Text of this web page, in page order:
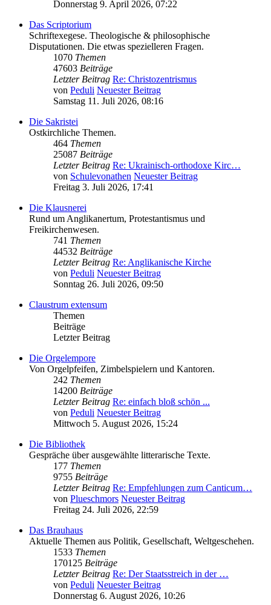
Donnerstag 9. April 2026, 07:22
Das Scriptorium
Schriftexegese. Theologische & philosophische
Disputationen. Die etwas spezielleren Fragen.
1070 Themen
47603 Beiträge
Letzter Beitrag Re: Christozentrismus
von Peduli Neuester Beitrag
Samstag 11. Juli 2026, 08:16
Die Sakristei
Ostkirchliche Themen.
464 Themen
25087 Beiträge
Letzter Beitrag Re: Ukrainisch-orthodoxe Kirc…
von Schulevonathen Neuester Beitrag
Freitag 3. Juli 2026, 17:41
Die Klausnerei
Rund um Anglikanertum, Protestantismus und
Freikirchenwesen.
741 Themen
44532 Beiträge
Letzter Beitrag Re: Anglikanische Kirche
von Peduli Neuester Beitrag
Sonntag 26. Juli 2026, 09:50
Claustrum extensum
Themen
Beiträge
Letzter Beitrag
Die Orgelempore
Von Orgelpfeifen, Zimbelspielern und Kantoren.
242 Themen
14200 Beiträge
Letzter Beitrag Re: einfach bloß schön ...
von Peduli Neuester Beitrag
Mittwoch 5. August 2026, 15:24
Die Bibliothek
Gespräche über ausgewählte litterarische Texte.
177 Themen
9755 Beiträge
Letzter Beitrag Re: Empfehlungen zum Canticum…
von Plueschmors Neuester Beitrag
Freitag 24. Juli 2026, 22:59
Das Brauhaus
Aktuelle Themen aus Politik, Gesellschaft, Weltgeschehen.
1533 Themen
170125 Beiträge
Letzter Beitrag Re: Der Staatsstreich in der …
von Peduli Neuester Beitrag
Donnerstag 6. August 2026, 10:26